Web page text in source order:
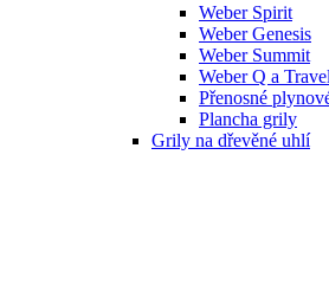
Weber Spirit
Weber Genesis
Weber Summit
Weber Q a
Přenosné
Plancha grily
Grily na dřevěné uhlí